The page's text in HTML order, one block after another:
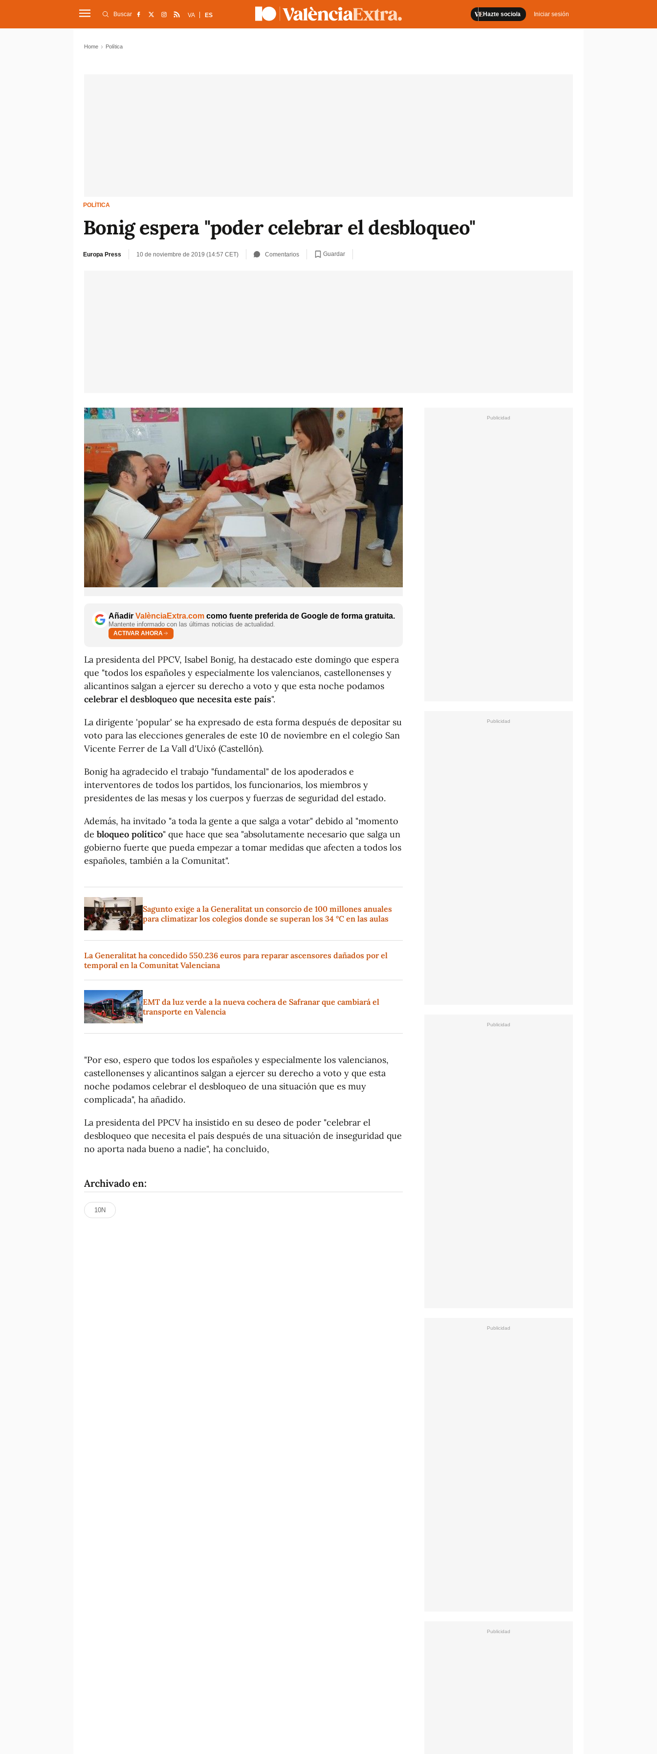
Hazte socio/a Iniciar sesión
Buscar VA ES
Home Política
POLÍTICA
Bonig espera "poder celebrar el desbloqueo"
Europa Press 10 de noviembre de 2019 (14:57 CET) Comentarios Guardar
Añadir ValènciaExtra.com como fuente preferida de Google de forma gratuita.
Mantente informado con las últimas noticias de actualidad.
ACTIVAR AHORA
La presidenta del PPCV, Isabel Bonig, ha destacado este domingo que espera
que "todos los españoles y especialmente los valencianos, castellonenses y
alicantinos salgan a ejercer su derecho a voto y que esta noche podamos
celebrar el desbloqueo que necesita este país".
La dirigente 'popular' se ha expresado de esta forma después de depositar su
voto para las elecciones generales de este 10 de noviembre en el colegio San
Vicente Ferrer de La Vall d'Uixó (Castellón).
Bonig ha agradecido el trabajo "fundamental" de los apoderados e
interventores de todos los partidos, los funcionarios, los miembros y
presidentes de las mesas y los cuerpos y fuerzas de seguridad del estado.
Además, ha invitado "a toda la gente a que salga a votar" debido al "momento
de bloqueo político" que hace que sea "absolutamente necesario que salga un
gobierno fuerte que pueda empezar a tomar medidas que afecten a todos los
españoles, también a la Comunitat".
Sagunto exige a la Generalitat un consorcio de 100 millones anuales
para climatizar los colegios donde se superan los 34 °C en las aulas
La Generalitat ha concedido 550.236 euros para reparar ascensores dañados por el
temporal en la Comunitat Valenciana
EMT da luz verde a la nueva cochera de Safranar que cambiará el
transporte en Valencia
"Por eso, espero que todos los españoles y especialmente los valencianos,
castellonenses y alicantinos salgan a ejercer su derecho a voto y que esta
noche podamos celebrar el desbloqueo de una situación que es muy
complicada", ha añadido.
La presidenta del PPCV ha insistido en su deseo de poder "celebrar el
desbloqueo que necesita el país después de una situación de inseguridad que
no aporta nada bueno a nadie", ha concluido,
Archivado en:
10N